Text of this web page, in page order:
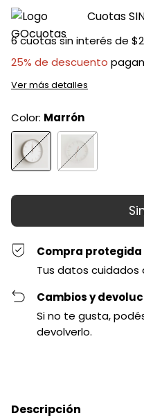
Cuotas
6cuotas sin interés de
25% de descuento
Ver más detalles
Color: Marrón
Compra protegida
Tus datos
Cambios y
Si no te gusta,
devolverlo.
Descripción